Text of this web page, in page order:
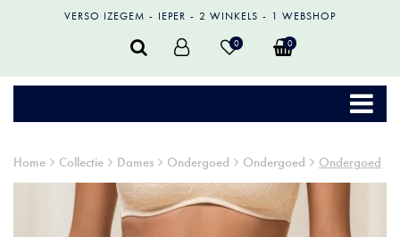
VERSO IZEGEM IEPER 2 WINKELS 1 WEBSHOP
0 0
Home Collectie Dames Ondergoed Ondergoed Ondergoed